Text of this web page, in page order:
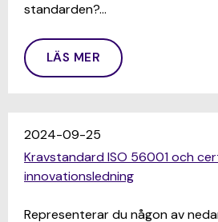
standarden?…
LÄS MER
2024-09-25
Kravstandard ISO 56001 och
innovationsledning
Representerar du någon av